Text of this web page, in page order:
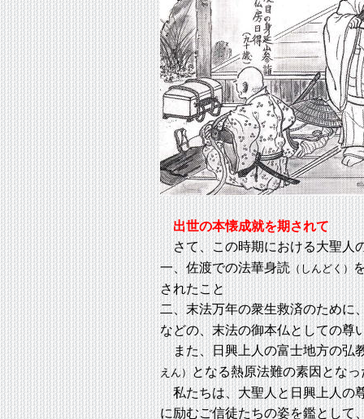
出世の本懐成就を期されて
さて、この時期における大聖人
一、佐渡での法華身読（しんどく）
されたこと
二、末法万年の衆生救済のために
などの、末法の御本仏としての尊
また、日興上人の富士地方の弘
えん） となる熱原法難の素因とな
私たちは、大聖人と日興上人の
に励むご信徒たちの姿を鑑として